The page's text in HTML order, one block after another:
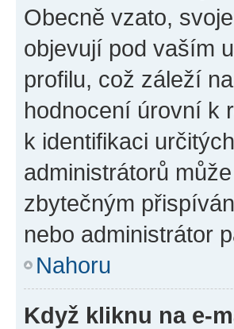
Obecně vzato,
objevují pod vaším
profilu, což záleží
hodnocení úrovní k
k identifikaci
administrátorů
zbytečným
nebo administrátor
Nahoru
Když kliknu na e-